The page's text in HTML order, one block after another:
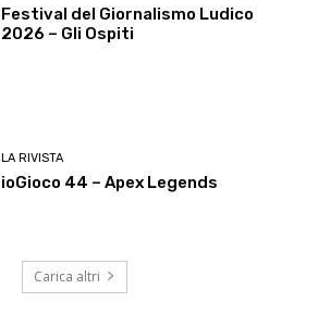
Festival del Giornalismo Ludico
2026 – Gli Ospiti
LA RIVISTA
ioGioco 44 – Apex Legends
Carica altri